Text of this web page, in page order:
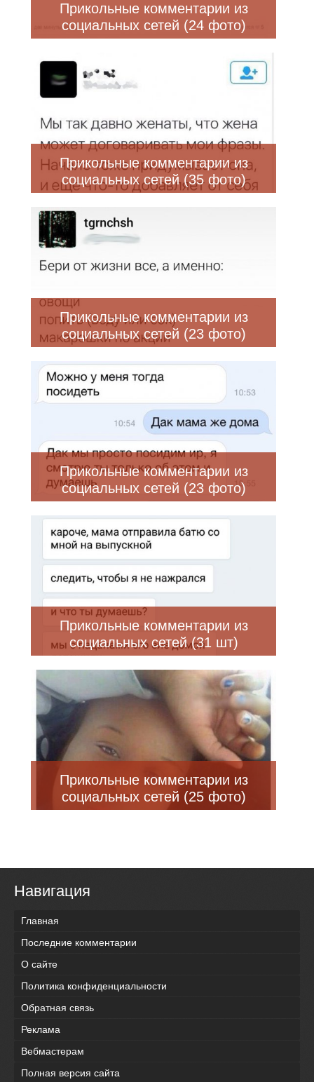
Прикольные комментарии из
социальных сетей (24 фото)
Прикольные комментарии из
социальных сетей (35 фото)
Прикольные комментарии из
социальных сетей (23 фото)
Прикольные комментарии из
социальных сетей (23 фото)
Прикольные комментарии из
социальных сетей (31 шт)
Прикольные комментарии из
социальных сетей (25 фото)
Навигация
Главная
Последние комментарии
О сайте
Политика конфиденциальности
Обратная связь
Реклама
Вебмастерам
Полная версия сайта